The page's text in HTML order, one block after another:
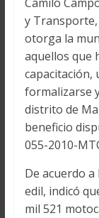
y
otorga la
aquellos que
capacitación,
formalizarse
distrito de
beneficio
055-2010-
De acuerdo
edil, indicó
mil 521